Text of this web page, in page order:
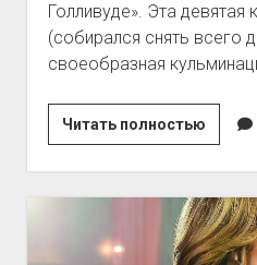
Голливуде». Эта девятая
(собирался снять всего
своеобразная
Читать полностьюФильм
в
–
особая